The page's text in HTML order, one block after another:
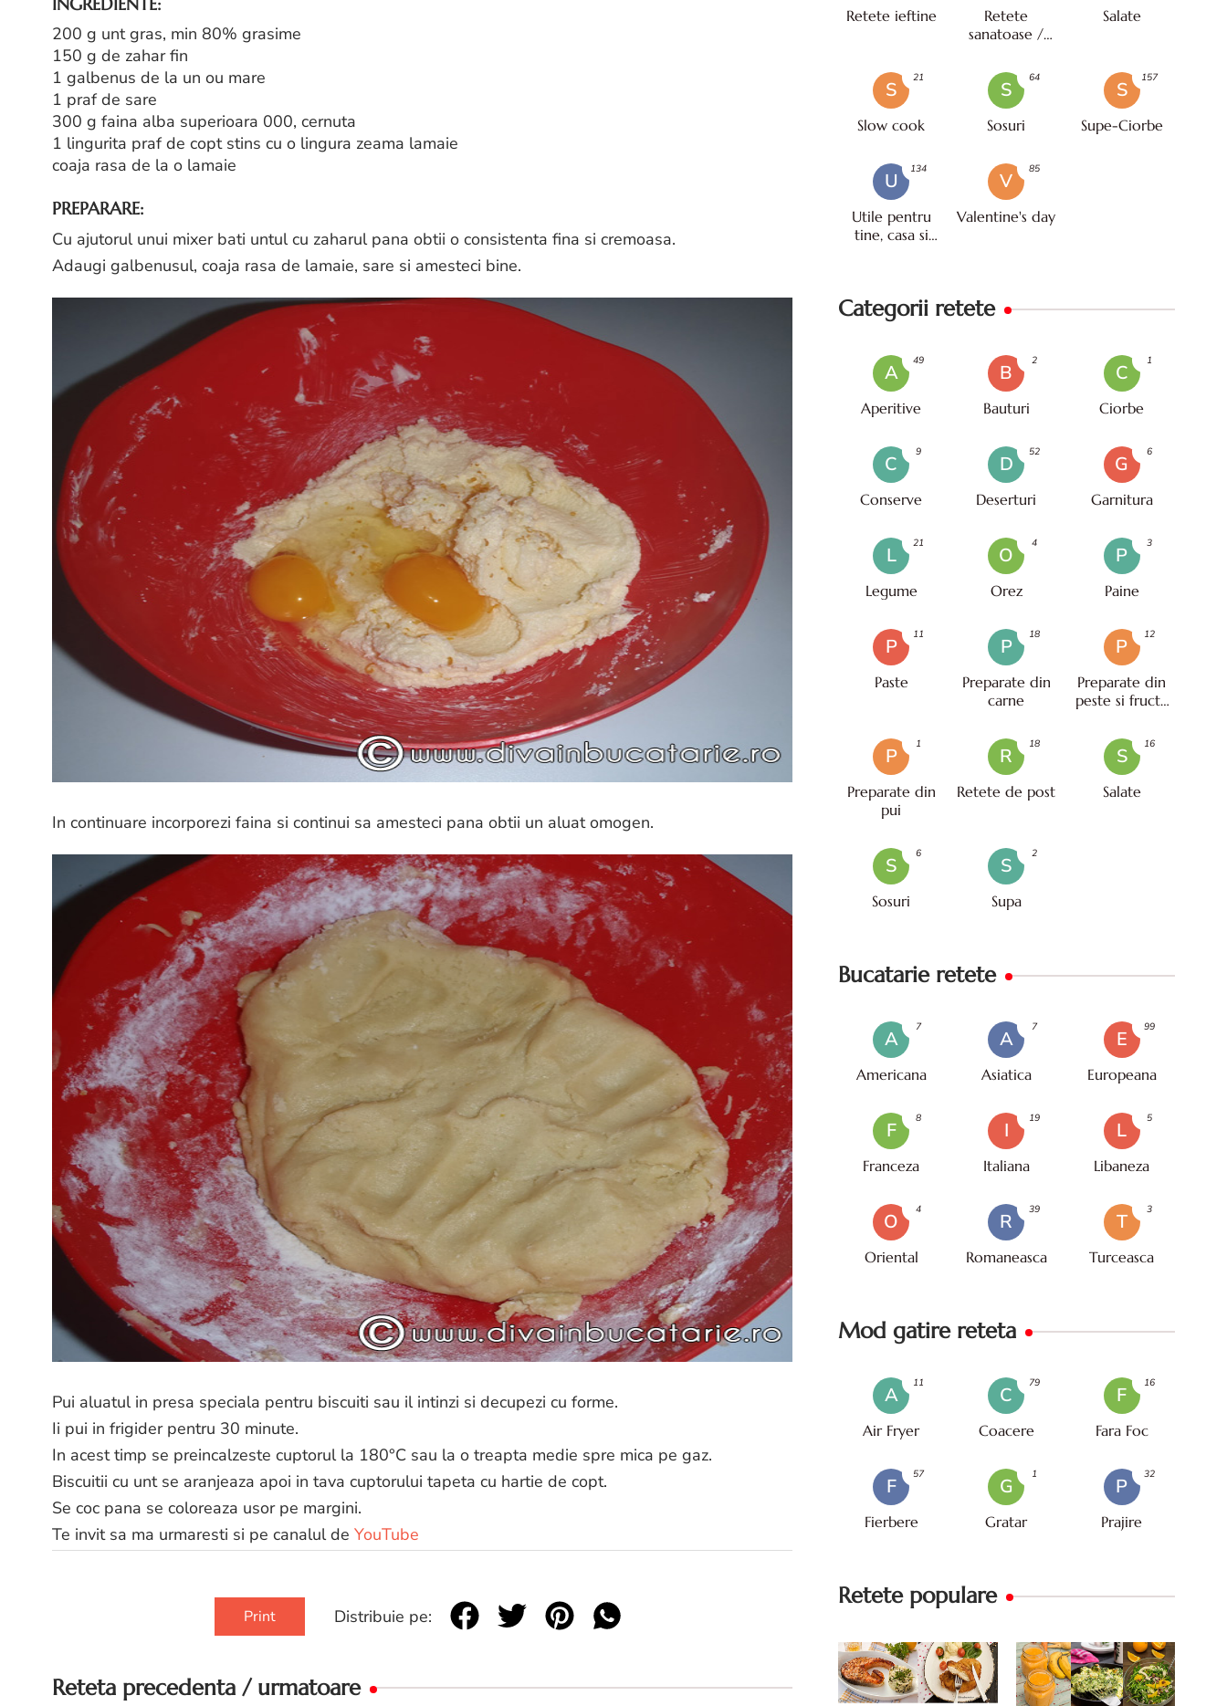
INGREDIENTE:
200 g unt gras, min 80% grasime
150 g de zahar fin
1 galbenus de la un ou mare
1 praf de sare
300 g faina alba superioara 000, cernuta
1 lingurita praf de copt stins cu o lingura zeama lamaie
coaja rasa de la o lamaie
PREPARARE:
Cu ajutorul unui mixer bati untul cu zaharul pana obtii o consistenta fina si cremoasa.
Adaugi galbenusul, coaja rasa de lamaie, sare si amesteci bine.
In continuare incorporezi faina si continui sa amesteci pana obtii un aluat omogen.
Pui aluatul in presa speciala pentru biscuiti sau il intinzi si decupezi cu forme.
Ii pui in frigider pentru 30 minute.
In acest timp se preincalzeste cuptorul la 180°C sau la o treapta medie spre mica pe gaz.
Biscuitii cu unt se aranjeaza apoi in tava cuptorului tapeta cu hartie de copt.
Se coc pana se coloreaza usor pe margini.
Te invit sa ma urmaresti si pe canalul de YouTube
Print Distribuie pe:
Reteta precedenta / urmatoare
Retete ieftine
Retete
sanatoase /
Salate
S
Slow cook
21
S
Sosuri
64
S
Supe-Ciorbe
157
U
Utile pentru
tine, casa si
134
V
Valentine's day
85
Categorii retete
A
Aperitive
49
B
Bauturi
2
C
Ciorbe
1
C
Conserve
9
D
Deserturi
52
G
Garnitura
6
L
Legume
21
O
Orez
4
P
Paine
3
P
Paste
11
P
Preparate din
carne
18
P
Preparate din
peste si fructe
12
P
Preparate din
pui
1
R
Retete de post
18
S
Salate
16
S
Sosuri
6
S
Supa
2
Bucatarie retete
A
Americana
7
A
Asiatica
7
E
Europeana
99
F
Franceza
8
I
Italiana
19
L
Libaneza
5
O
Oriental
4
R
Romaneasca
39
T
Turceasca
3
Mod gatire reteta
A
Air Fryer
11
C
Coacere
79
F
Fara Foc
16
F
Fierbere
57
G
Gratar
1
P
Prajire
32
Retete populare